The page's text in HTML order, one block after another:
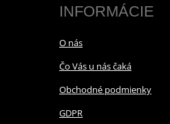
INFORMÁCIE
O nás
Čo Vás u nás čaká
Obchodné podmienky
GDPR